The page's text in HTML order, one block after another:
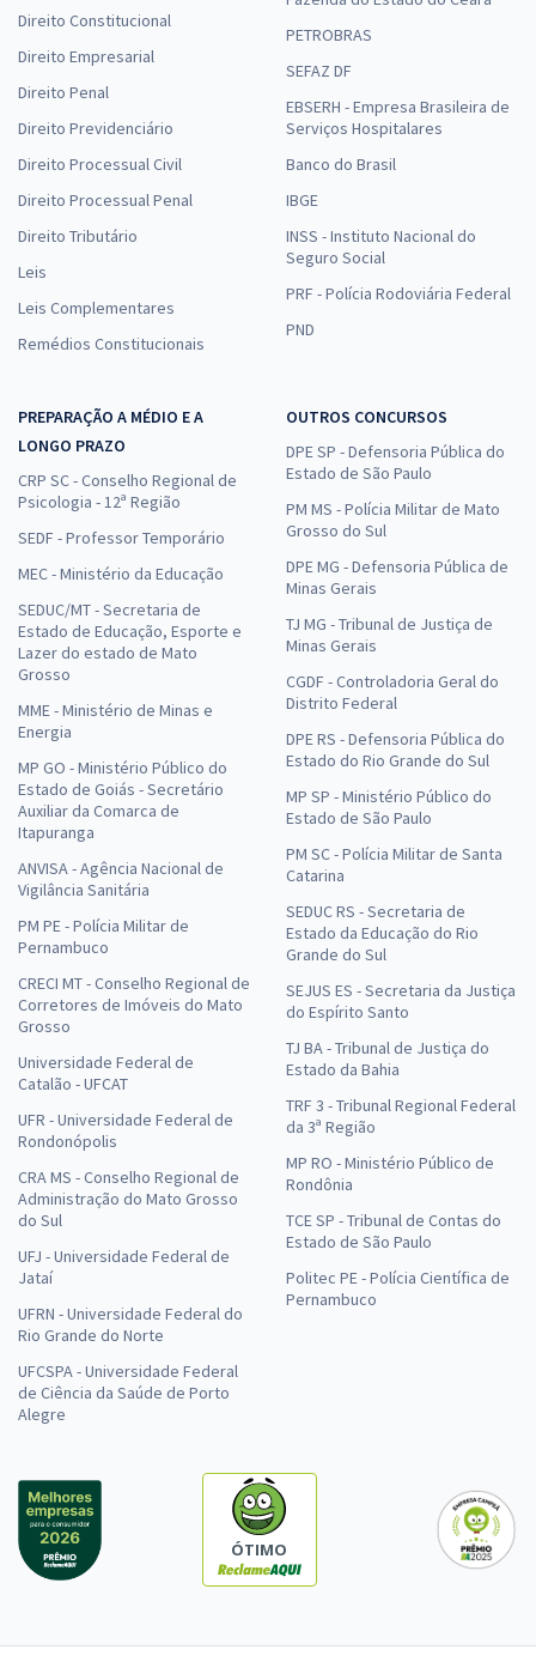
Direito Constitucional
Direito Empresarial
Direito Penal
Direito Previdenciário
Direito Processual Civil
Direito Processual Penal
Direito Tributário
Leis
Leis Complementares
Remédios Constitucionais
PETROBRAS
SEFAZ DF
EBSERH - Empresa Brasileira de
Serviços Hospitalares
Banco do Brasil
IBGE
INSS - Instituto Nacional do
Seguro Social
PRF - Polícia Rodoviária Federal
PND
PREPARAÇÃO A MÉDIO E A
LONGO PRAZO
CRP SC - Conselho Regional de
Psicologia - 12ª Região
SEDF - Professor Temporário
MEC - Ministério da Educação
SEDUC/MT - Secretaria de
Estado de Educação, Esporte e
Lazer do estado de Mato
Grosso
MME - Ministério de Minas e
Energia
MP GO - Ministério Público do
Estado de Goiás - Secretário
Auxiliar da Comarca de
Itapuranga
ANVISA - Agência Nacional de
Vigilância Sanitária
PM PE - Polícia Militar de
Pernambuco
CRECI MT - Conselho Regional de
Corretores de Imóveis do Mato
Grosso
Universidade Federal de
Catalão - UFCAT
UFR - Universidade Federal de
Rondonópolis
CRA MS - Conselho Regional de
Administração do Mato Grosso
do Sul
UFJ - Universidade Federal de
Jataí
UFRN - Universidade Federal do
Rio Grande do Norte
UFCSPA - Universidade Federal
de Ciência da Saúde de Porto
Alegre
OUTROS CONCURSOS
DPE SP - Defensoria Pública do
Estado de São Paulo
PM MS - Polícia Militar de Mato
Grosso do Sul
DPE MG - Defensoria Pública de
Minas Gerais
TJ MG - Tribunal de Justiça de
Minas Gerais
CGDF - Controladoria Geral do
Distrito Federal
DPE RS - Defensoria Pública do
Estado do Rio Grande do Sul
MP SP - Ministério Público do
Estado de São Paulo
PM SC - Polícia Militar de Santa
Catarina
SEDUC RS - Secretaria de
Estado da Educação do Rio
Grande do Sul
SEJUS ES - Secretaria da Justiça
do Espírito Santo
TJ BA - Tribunal de Justiça do
Estado da Bahia
TRF 3 - Tribunal Regional Federal
da 3ª Região
MP RO - Ministério Público de
Rondônia
TCE SP - Tribunal de Contas do
Estado de São Paulo
Politec PE - Polícia Científica de
Pernambuco
ÓTIMO